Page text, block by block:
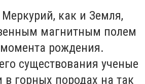
Меркурий, как и Земля,
магнитным полем
рождения.
существования ученые
в горных породах на так